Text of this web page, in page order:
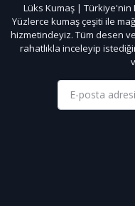
Lüks Kumaş | Türkiye'nin
Yüzlerce kumaş çeşiti ile
hizmetindeyiz. Tüm desen
rahatlıkla inceleyip